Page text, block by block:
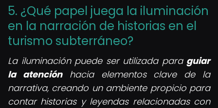
5. ¿Qué papel juega la iluminación
en la narración de historias en el
turismo subterráneo?
La iluminación puede ser utilizada para guiar
la atenciónhacia elementos clave de la
narrativa, creando un ambiente propicio para
contar historias y leyendas relacionadas con